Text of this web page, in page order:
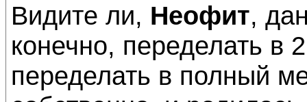
Видите ли, Неофит,
конечно, переделать в
переделать в полный